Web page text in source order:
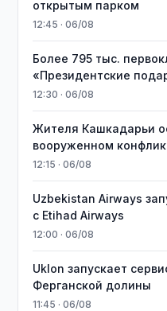
открытым парком
12:45 · 06/08
Более 795 тыс.
«Президентские
12:30 · 06/08
Жителя Кашкадарьи
вооруженном
12:15 · 06/08
Uzbekistan Airways
с Etihad Airways
12:00 · 06/08
Uklon запускает
Ферганской долины
11:45 · 06/08